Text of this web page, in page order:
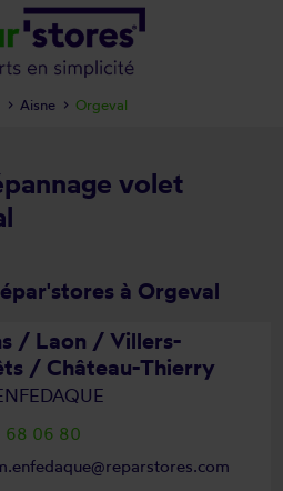
volet
à Orgeval
/ Laon / Villers-
/ Château-Thierry
68 06 80
Aisne Orgeval